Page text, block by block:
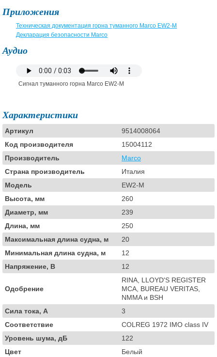
Приложения
Техническая документация горна туманного Marco EW2-M
Декларация безопасности Marco
Аудио
Сигнал туманного горна Marco EW2-M
Характеристики
Артикул
9514008064
Код производителя
15004112
Производитель
Marco
Страна производитель
Италия
Модель
EW2-M
Высота, мм
260
Диаметр, мм
239
Длина, мм
250
Максимальная длина судна, м
20
Минимальная длина судна, м
12
Напряжение, В
12
Одобрение
RINA, LLOYD'S REGISTER
MCA, BUREAU VERITAS,
NMMA и BSH
Сила тока, А
3
Соответствие
COLREG 1972 IMO class IV
Уровень шума, дБ
122
Цвет
Белый